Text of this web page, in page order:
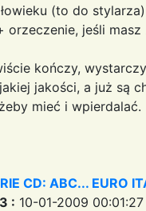
(to do
orzeczenie, jeśli
kończy,
jakości, a już są
mieć i wpierdalać.
CD: ABC... EURO
: 10-01-2009